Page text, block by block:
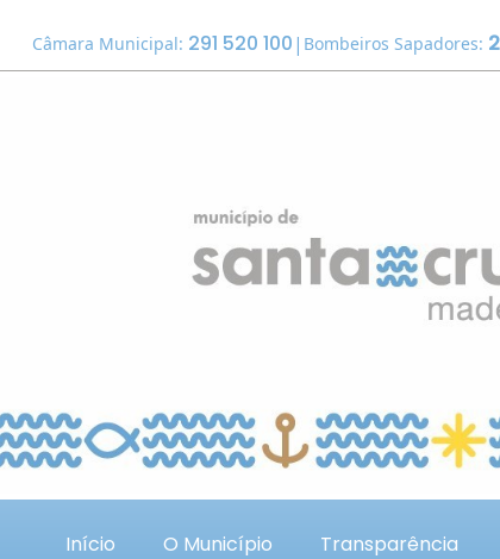
Câmara Municipal: 291 520 100| Bombeiros Sapadores:
Início O Município Transparência